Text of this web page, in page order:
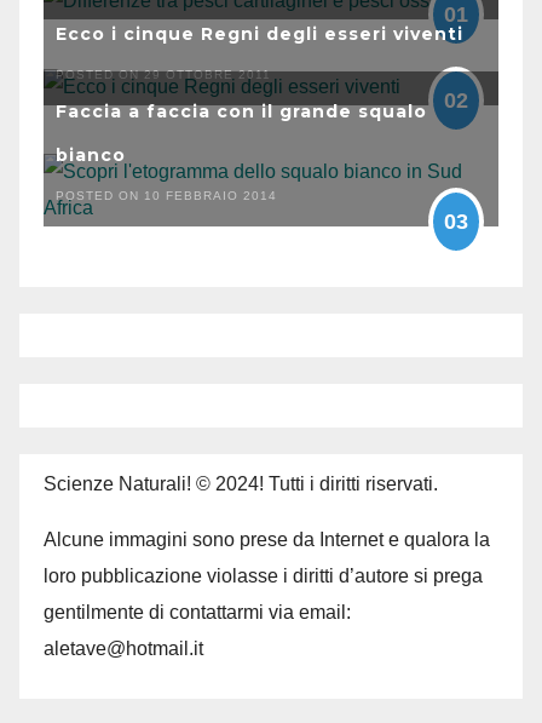
01
Ecco i cinque Regni degli esseri viventi
POSTED ON 29 OTTOBRE 2011
02
Faccia a faccia con il grande squalo
bianco
POSTED ON 10 FEBBRAIO 2014
03
Scienze Naturali! © 2024! Tutti i diritti riservati.
Alcune immagini sono prese da Internet e qualora la
loro pubblicazione violasse i diritti d’autore si prega
gentilmente di contattarmi via email:
aletave@hotmail.it